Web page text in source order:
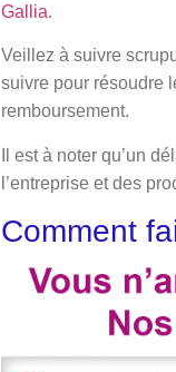
Gallia.
Veillez à suivre
suivre pour résoudre
remboursement.
Il est à noter qu’un
l’entreprise et des
Comment